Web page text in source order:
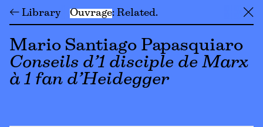
← Library Ouvrage Related ╳
Mario Santiago Papasquiaro
Conseils d’1 disciple de Marx
à 1 fan d’Heidegger